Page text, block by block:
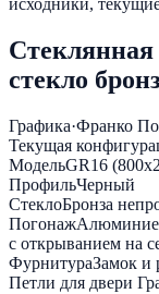
исходники,
стекло
Графика·Франко
Текущая
МодельGR16
ПрофильЧерный
СтеклоБронза
Погонаж
с открыванием на
ФурнитураЗамок и
Петли для двери